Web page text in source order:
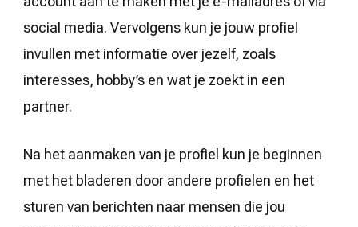
social media. Vervolgens kun je jouw profiel
invullen met informatie over jezelf, zoals
interesses, hobby’s en wat je zoekt in een
partner.
Na het aanmaken van je profiel kun je beginnen
met het bladeren door andere profielen en het
sturen van berichten naar mensen die jou